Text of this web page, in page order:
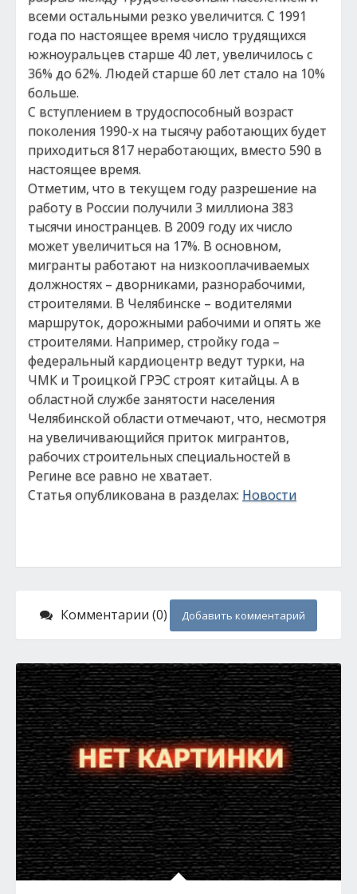
всеми остальными резко увеличится. С 1991
года по настоящее время число трудящихся
южноуральцев старше 40 лет, увеличилось с
36% до 62%. Людей старше 60 лет стало на 10%
больше.
С вступлением в трудоспособный возраст
поколения 1990-х на тысячу работающих будет
приходиться 817 неработающих, вместо 590 в
настоящее время.
Отметим, что в текущем году разрешение на
работу в России получили 3 миллиона 383
тысячи иностранцев. В 2009 году их число
может увеличиться на 17%. В основном,
мигранты работают на низкооплачиваемых
должностях – дворниками, разнорабочими,
строителями. В Челябинске – водителями
маршруток, дорожными рабочими и опять же
строителями. Например, стройку года –
федеральный кардиоцентр ведут турки, на
ЧМК и Троицкой ГРЭС строят китайцы. А в
областной службе занятости населения
Челябинской области отмечают, что, несмотря
на увеличивающийся приток мигрантов,
рабочих строительных специальностей в
Регине все равно не хватает.
Статья опубликована в разделах: Новости
Комментарии (0) Добавить комментарий